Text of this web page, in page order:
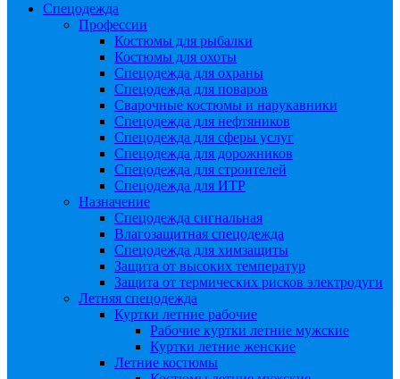
Спецодежда
Профессии
Костюмы для рыбалки
Костюмы для охоты
Спецодежда для охраны
Спецодежда для поваров
Сварочные костюмы и нарукавники
Спецодежда для нефтяников
Спецодежда для сферы услуг
Спецодежда для дорожников
Спецодежда для строителей
Спецодежда для ИТР
Назначение
Спецодежда сигнальная
Влагозащитная спецодежда
Спецодежда для химзащиты
Защита от высоких температур
Защита от термических рисков электродуги
Летняя спецодежда
Куртки летние рабочие
Рабочие куртки летние мужские
Куртки летние женские
Летние костюмы